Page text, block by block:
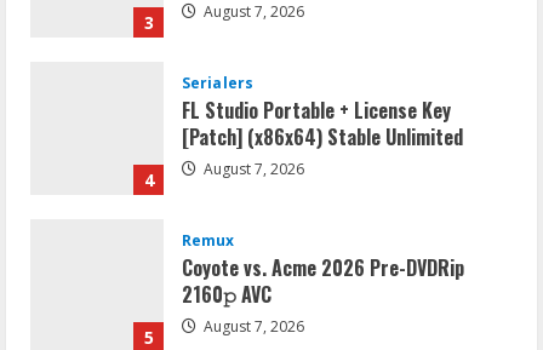
3 August 7, 2026
4
Serialers
FL Studio Portable + License Key
[Patch] (x86x64) Stable Unlimited
August 7, 2026
5
Remux
Coyote vs. Acme 2026 Pre-DVDRip
2160𝚙 AVC
August 7, 2026